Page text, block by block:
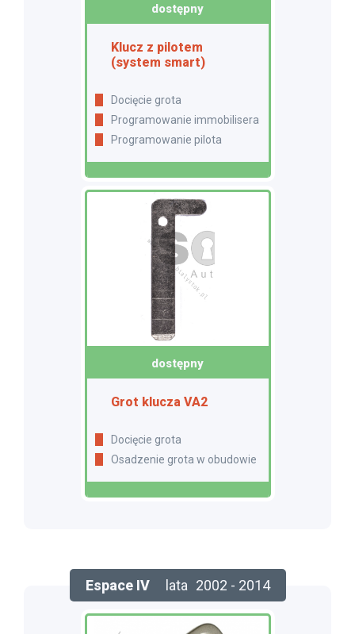
dostępny
Klucz z pilotem
(system smart)
Docięcie grota
Programowanie immobilisera
Programowanie pilota
dostępny
Grot klucza VA2
Docięcie grota
Osadzenie grota w obudowie
Espace IV lata 2002 - 2014